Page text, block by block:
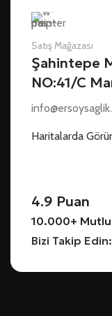
Satış Mağazası
Şahintepe
NO:41/C
Haritalarda
4.9 Puan
10.000+
Bizi Takip Edin: